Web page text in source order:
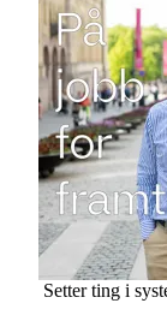
Setter ting i